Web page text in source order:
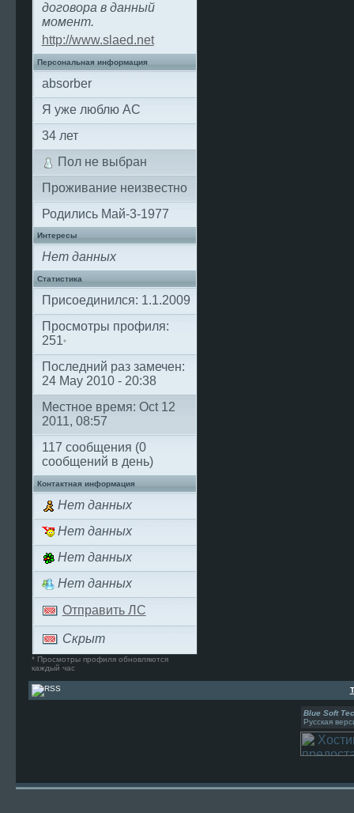
договора в данный
момент.
http://www.slaed.net
Персональная информация
absorber
Я уже люблю АС
34 лет
Пол не выбран
Проживание неизвестно
Родились Май-3-1977
Интересы
Нет данных
Статистика
Присоединился: 1.1.2009
Просмотры профиля:
251*
Последний раз замечен:
24 May 2010 - 20:38
Местное время: Oct 12
2011, 08:57
117 сообщения (0
сообщений в день)
Контактная информация
Нет данных
Нет данных
Нет данных
Нет данных
Отправить ЛС
Скрыт
* Просмотры профиля обновляются
каждый час
Blue Soft
Русская